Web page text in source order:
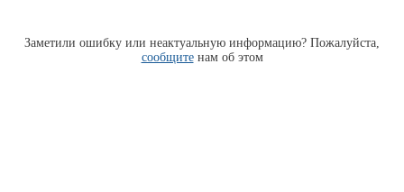
Заметили ошибку или неактуальную информацию? Пожалуйста,
сообщитенам об этом